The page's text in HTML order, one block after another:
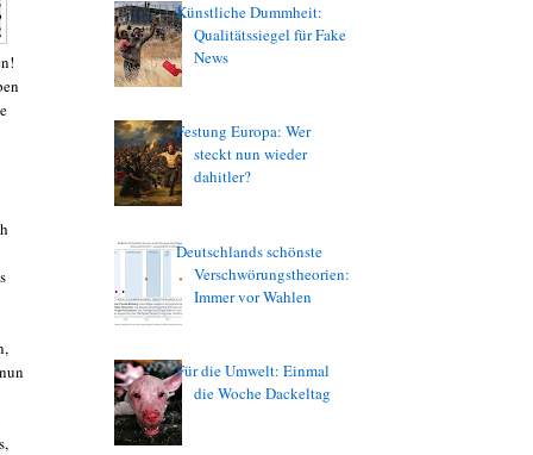
Künstliche Dummheit:
Qualitätssiegel für Fake
News
Festung Europa: Wer
steckt nun wieder
dahitler?
Deutschlands schönste
Verschwörungstheorien:
Immer vor Wahlen
Für die Umwelt: Einmal
die Woche Dackeltag